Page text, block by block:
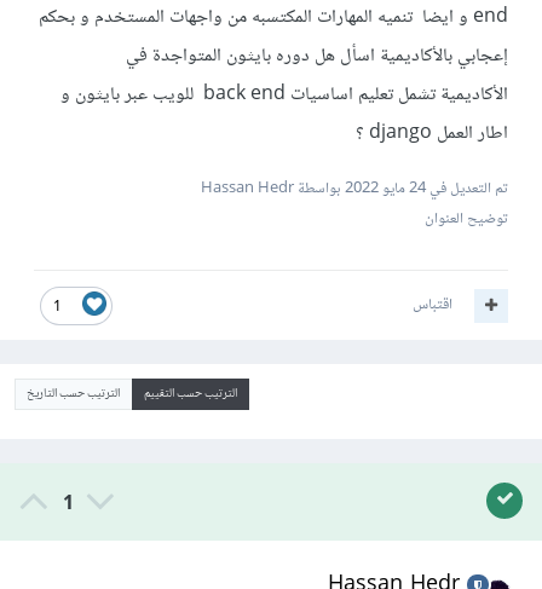
end و ايضا تنميه المهارات المكتسبه من واجهات المستخدم و بحكم
إعجابي بالأكاديمية اسأل هل دوره بايثون المتواجدة في
الأكاديمية تشمل تعليم اساسيات back end للويب عبر بايثون و
اطار العمل django ؟
تم التعديل في24 مايو 2022
بواسطة Hassan Hedr
توضيح العنوان
1 اقتباس
الترتيب حسب التقييم الترتيب حسب التاريخ
1